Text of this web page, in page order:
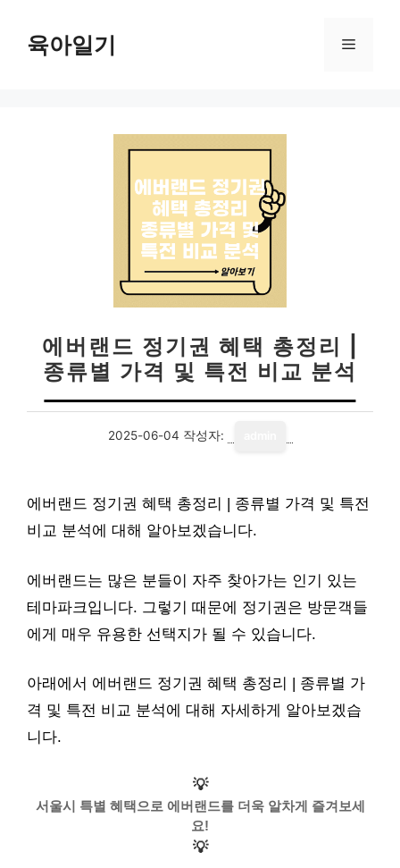
육아일기 메
에버랜드 정기권 혜택 총정리 |
종류별 가격 및 특전 비교 분석
2025-06-04 작성자:
에버랜드 정기권 혜택 총정리 | 종류별 가격 및 특전
비교 분석에 대해 알아보겠습니다.
에버랜드는 많은 분들이 자주 찾아가는 인기 있는
테마파크입니다. 그렇기 때문에 정기권은 방문객들
에게 매우 유용한 선택지가 될 수 있습니다.
아래에서 에버랜드 정기권 혜택 총정리 | 종류별 가
격 및 특전 비교 분석에 대해 자세하게 알아보겠습
니다.
💡
서울시 특별 혜택으로 에버랜드를 더욱 알차게 즐겨보세
요!
💡